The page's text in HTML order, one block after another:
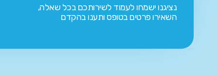
נציגנו ישמחו לעמוד לשירותכם בכל שאלה,
השאירו פרטים בטופס ותענו בהקדם